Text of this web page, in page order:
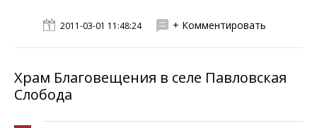
2011-03-01 11:48:24 + Комментировать
Храм Благовещения в селе Павловская
Слобода